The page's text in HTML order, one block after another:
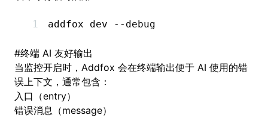
addfox dev --debug
#终端 AI 友好输出
当监控开启时，Addfox 会在终端输出便于 AI 使用的错
误上下文，通常包含：
入口（entry）
错误消息（message）